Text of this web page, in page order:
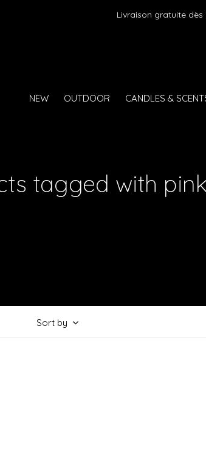
NEW OUTDOOR CANDLES &
Livraison gratuite
tagged with pink
Sort by